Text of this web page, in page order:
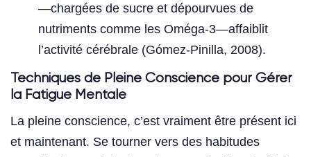
—chargées de sucre et dépourvues de
nutriments comme les Oméga-3—affaiblit
l’activité cérébrale (Gómez-Pinilla, 2008).
Techniques de Pleine Conscience pour Gérer
la Fatigue Mentale
La pleine conscience, c’est vraiment être présent ici
et maintenant. Se tourner vers des habitudes